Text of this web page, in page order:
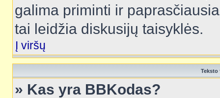
galima priminti ir
tai leidžia diskusijų taisyklės.
Į viršų
Teksto
» Kas yra BBKodas?